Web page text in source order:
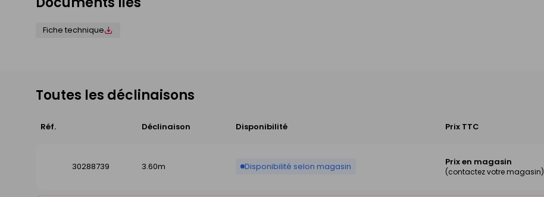
Fiche technique
Toutes les déclinaisons
Réf. Déclinaison Disponibilité Prix TTC
30288739
3.60m Disponibilité selon magasin Prix en magasin
(contactez votre magasin)